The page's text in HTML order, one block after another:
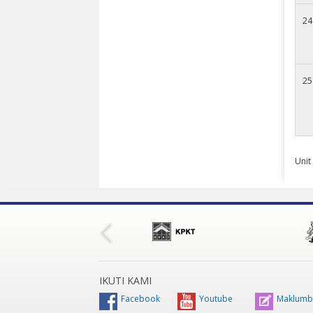
24
25
IKUTI KAMI
Facebook Youtube